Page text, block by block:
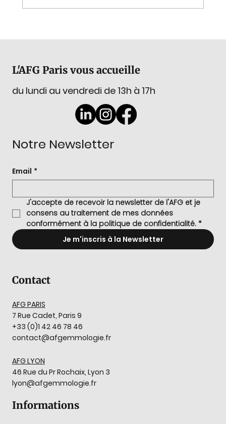
d'Idar-Oberstein, du 2 au 4 novembre
L'AFG Paris vous accueille
du lundi au vendredi de 13h à 17h
Notre Newsletter
Email *
J'accepte de recevoir la newsletter de l'AFG et je
consens au traitement de mes données
conformément à la politique de confidentialité. *
Je m'inscris à la Newsletter
Informations
Contact
AFG PARIS
7 Rue Cadet, Paris 9
+33 (0)1 42 46 78 46
contact@afgemmologie.fr
AFG LYON
46 Rue du Pr Rochaix, Lyon 3
lyon@afgemmologie.fr